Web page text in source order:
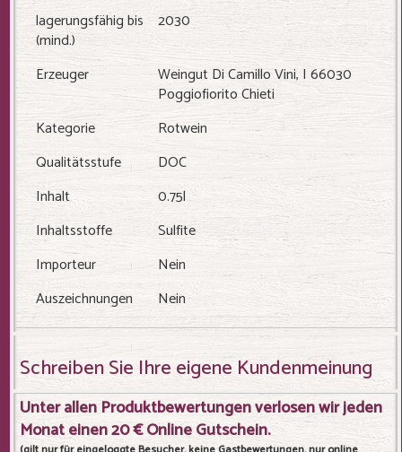
lagerungsfähig bis
(mind.)
2030
Erzeuger
Weingut Di Camillo Vini, I 66030
Poggiofiorito Chieti
Kategorie
Rotwein
Qualitätsstufe
DOC
Inhalt
0.75l
Inhaltsstoffe
Sulfite
Importeur
Nein
Auszeichnungen
Nein
Schreiben Sie Ihre eigene Kundenmeinung
Unter allen Produktbewertungen verlosen wir jeden
Monat einen 20 € Online Gutschein.